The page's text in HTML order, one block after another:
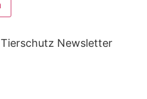
Newsletter